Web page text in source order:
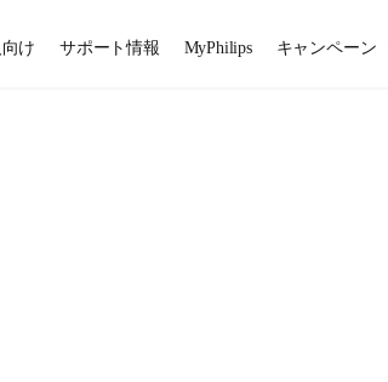
け サポート情報 MyPhilips キャンペーン